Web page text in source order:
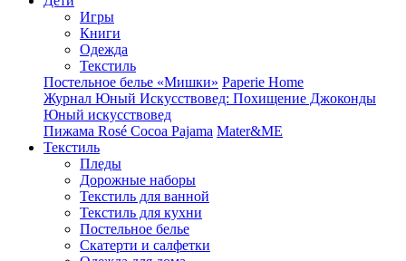
Игры
Книги
Одежда
Текстиль
Постельное белье «Мишки» Paperie Home
Журнал Юный Искусствовед: Похищение Джоконды
Юный искусствовед
Пижама Rosé Cocoa Pajama Mater&ME
Текстиль
Пледы
Дорожные наборы
Текстиль для ванной
Текстиль для кухни
Постельное белье
Скатерти и салфетки